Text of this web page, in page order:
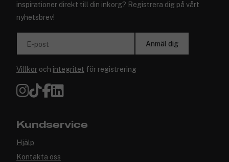
inspirationer direkt till din inkorg? Registrera dig på vårt
nyhetsbrev!
E-post Anmäl dig
Villkor och integritet för registrering
Kundservice
Hjälp
Kontakta oss